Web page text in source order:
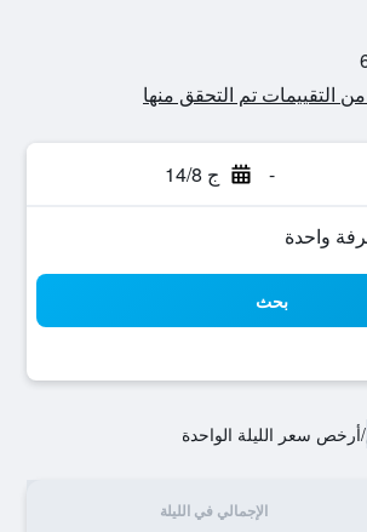
- ج 14/8
بحث
/أرخص سعر الليلة الواحدة
الإجمالي في الليلة